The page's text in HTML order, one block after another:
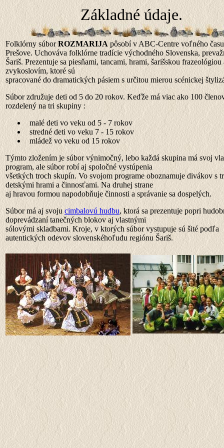
Základné údaje.
Folklórny súborROZMARIJA pôsobí v ABC-Centre voľného
Prešove. Uchováva folklórne tradície východného Slovenska,
Šariš. Prezentuje sa piesňami, tancami, hrami, šarišskou frazeológiou
zvykoslovím, ktoré sú
spracované do dramatických pásiem s určitou mierou scénickej
Súbor združuje deti od 5 do 20 rokov. Keďže má viac ako 100
rozdelený na tri skupiny :
malé deti vo veku od 5 - 7 rokov
stredné deti vo veku 7 - 15 rokov
mládež vo veku od 15 rokov
Týmto zložením je súbor výnimočný, lebo každá skupina má svoj
program, ale súbor robí aj spoločné vystúpenia
všetkých troch skupín. Vo svojom programe oboznamuje divákov s
detskými hrami a činnosťami. Na druhej strane
aj hravou formou napodobňuje činnosti a správanie sa dospelých.
Súbor má aj svojucimbalovú hudbu, ktorá sa prezentuje popri
doprevádzaní tanečných blokov aj vlastnými
sólovými skladbami. Kroje, v ktorých súbor vystupuje sú šité podľa
autentických odevov slovenskéhoľudu regiónu Šariš.